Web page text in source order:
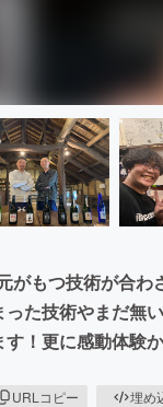
がもつ技術が合
た技術やまだ無
！更に感動体験
URLコピー 埋め